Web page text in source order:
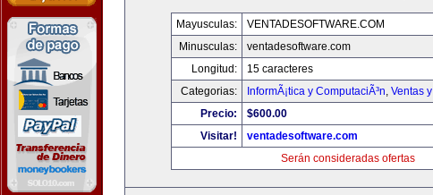
Mayusculas:
VENTADESOFTWARE.COM
Minusculas:
ventadesoftware.com
Longitud:
15 caracteres
Categorias:
InformÃ¡tica y ComputaciÃ³n, Ventas
Precio:
$600.00
Visitar!
ventadesoftware.com
Serán consideradas ofertas